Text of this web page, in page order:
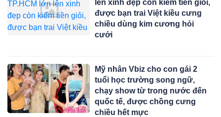
lên xinh đẹp còn kiếm tiền giỏi,
được bạn trai Việt kiều cưng
chiều dùng kim cương hỏi
cưới
Mỹ nhân Vbiz cho con gái 2
tuổi học trường song ngữ,
chạy show từ trong nước đến
quốc tế, được chồng cưng
chiều hết mực